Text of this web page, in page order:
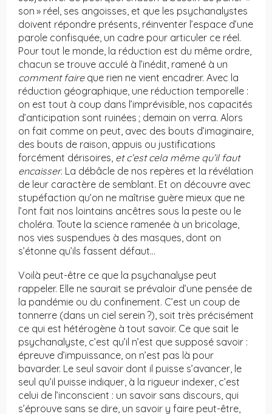
son » réel, ses angoisses, et que les psychanalystes
doivent répondre présents, réinventer l’espace d’une
parole confisquée, un cadre pour articuler ce réel.
Pour tout le monde, la réduction est du même ordre,
chacun se trouve acculé à l’inédit, ramené à un
comment faire que rien ne vient encadrer. Avec la
réduction géographique, une réduction temporelle :
on est tout à coup dans l’imprévisible, nos capacités
d’anticipation sont ruinées ; demain on verra. Alors
on fait comme on peut, avec des bouts d’imaginaire,
des bouts de raison, appuis ou justifications
forcément dérisoires, et c’est cela même qu’il faut
encaisser. La débâcle de nos repères et la révélation
de leur caractère de semblant. Et on découvre avec
stupéfaction qu’on ne maîtrise guère mieux que ne
l’ont fait nos lointains ancêtres sous la peste ou le
choléra. Toute la science ramenée à un bricolage,
nos vies suspendues à des masques, dont on
s’étonne qu’ils fassent défaut…
Voilà peut-être ce que la psychanalyse peut
rappeler. Elle ne saurait se prévaloir d’une pensée de
la pandémie ou du confinement. C’est un coup de
tonnerre (dans un ciel serein ?), soit très précisément
ce qui est hétérogène à tout savoir. Ce que sait le
psychanalyste, c’est qu’il n’est que supposé savoir :
épreuve d’impuissance, on n’est pas là pour
bavarder. Le seul savoir dont il puisse s’avancer, le
seul qu’il puisse indiquer, à la rigueur indexer, c’est
celui de l’inconscient : un savoir sans discours, qui
s’éprouve sans se dire, un savoir y faire peut-être,